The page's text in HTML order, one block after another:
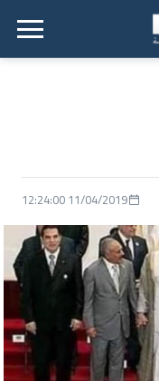
القائمة الرئيسية
11/04/2019 12:24:00